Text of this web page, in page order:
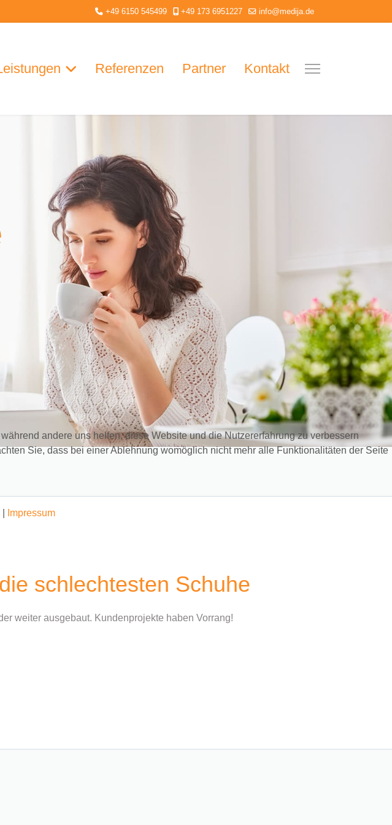
+49 6150 545499 +49 173 6951227 info@medija.de
Referenzen Partner Kontakt
schlechtesten Schuhe
weiter ausgebaut. Kundenprojekte haben Vorrang!
andere uns helfen, diese Website und die Nutzererfahrung zu verbessern
Sie, dass bei einer Ablehnung womöglich nicht mehr alle Funktionalitäten der Seite
Impressum